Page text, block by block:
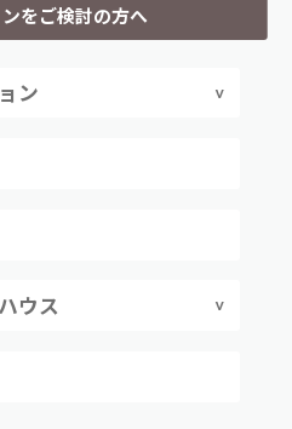
をご検討の方へ
ン
ウス